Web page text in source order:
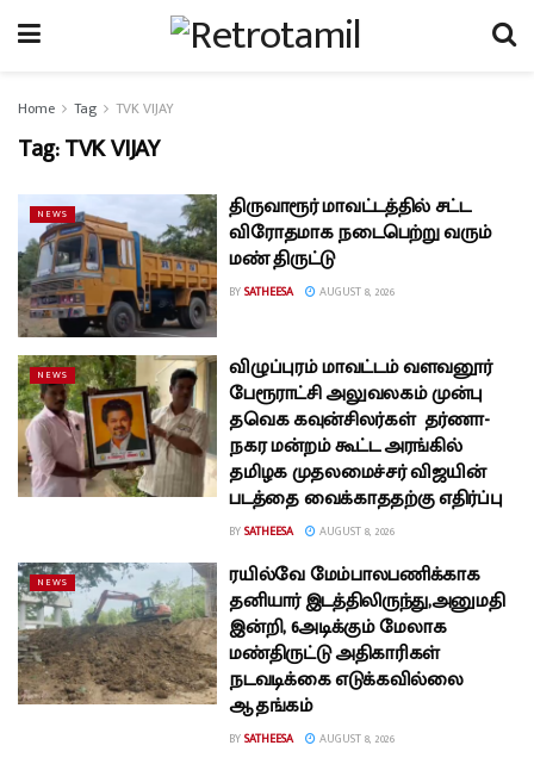
Home Tag TVK VIJAY
Tag:TVK VIJAY
NEWS
திருவாரூர் மாவட்டத்தில் சட்ட
விரோதமாக நடைபெற்று வரும்
மண் திருட்டு
BYSATHEESA AUGUST 8, 2026
NEWS
விழுப்புரம் மாவட்டம் வளவனூர்
பேரூராட்சி அலுவலகம் முன்பு
தவெக கவுன்சிலர்கள் தர்ணா-
நகர மன்றம் கூட்ட அரங்கில்
தமிழக முதலமைச்சர் விஜயின்
படத்தை வைக்காததற்கு எதிர்ப்பு
BYSATHEESA AUGUST 8, 2026
NEWS
ரயில்வே மேம்பாலபணிக்காக
தனியார் இடத்திலிருந்து,அனுமதி
இன்றி, 6அடிக்கும் மேலாக
மண்திருட்டு அதிகாரிகள்
நடவடிக்கை எடுக்கவில்லை
ஆதங்கம்
BYSATHEESA AUGUST 8, 2026